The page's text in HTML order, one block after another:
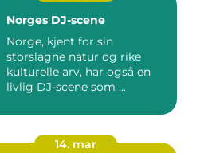
Norges DJ-scene
Norge, kjent for sin
storslagne natur og rike
kulturelle arv, har også en
livlig DJ-scene som ...
14. mar